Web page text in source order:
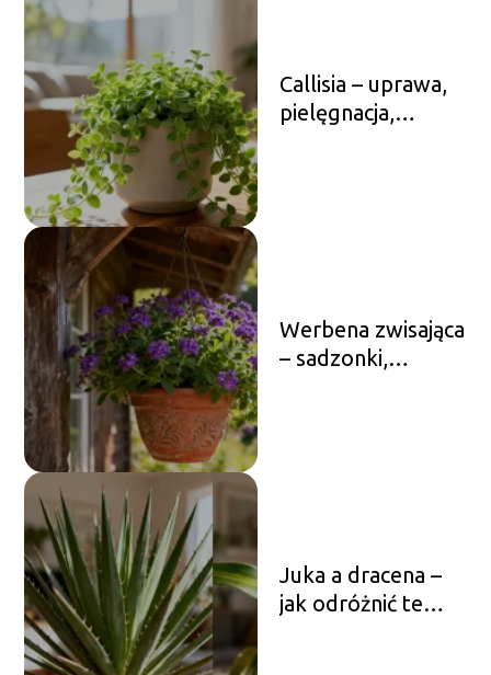
Callisia – uprawa,
pielęgnacja,
Werbena zwisająca
– sadzonki,
Juka a dracena –
jak odróżnić te